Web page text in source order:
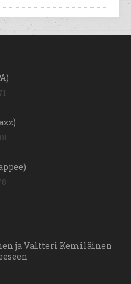
ja Valtteri Kemiläinen